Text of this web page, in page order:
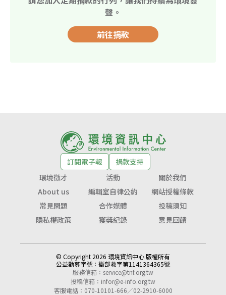
聲。
前往捐款
訂閱電子報
捐款支持
環境徵才
活動
關於我們
About us
編輯室自律公約
網站授權條款
常見問題
合作媒體
投稿須知
隱私權政策
獲獎紀錄 意見回饋
© Copyright 2026 環境資訊中心 版權所有
公益勸募字號： 衛部救字第1141364365號
服務信箱： service@tnf.org.tw
投稿信箱： infor@e-info.org.tw
客服電話：070-10101-666／02-2910-6000